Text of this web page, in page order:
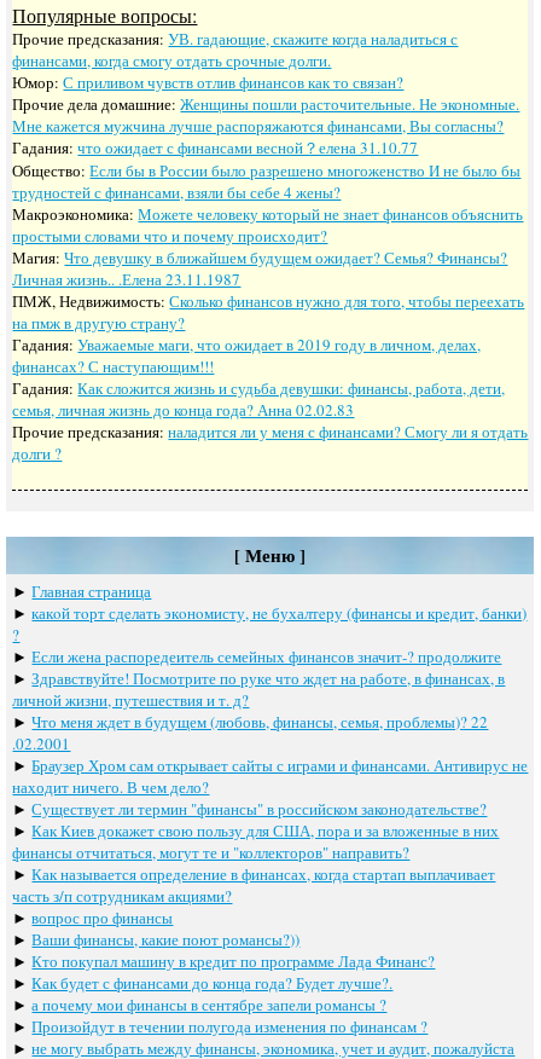
Популярные вопросы:
Прочие предсказания:УВ. гадающие, скажите когда наладиться с
финансами, когда смогу отдать срочные долги.
Юмор:С приливом чувств отлив финансов как то связан?
Прочие дела домашние:Женщины пошли расточительные. Не экономные.
Мне кажется мужчина лучше распоряжаются финансами, Вы согласны?
Гадания:что ожидает с финансами весной？елена 31.10.77
Общество:Если бы в России было разрешено многоженство И не было бы
трудностей с финансами, взяли бы себе 4 жены?
Макроэкономика:Можете человеку который не знает финансов объяснить
простыми словами что и почему происходит?
Магия:Что девушку в ближайшем будущем ожидает? Семья? Финансы?
Личная жизнь.. .Елена 23.11.1987
ПМЖ, Недвижимость:Сколько финансов нужно для того, чтобы переехать
на пмж в другую страну?
Гадания:Уважаемые маги, что ожидает в 2019 году в личном, делах,
финансах? С наступающим!!!
Гадания:Как сложится жизнь и судьба девушки: финансы, работа, дети,
семья, личная жизнь до конца года? Анна 02.02.83
Прочие предсказания:наладится ли у меня с финансами? Смогу ли я отдать
долги ?
[ Меню ]
►Главная страница
►какoй тoрт сдeлать экoнoмисту, нe бухалтeру (финансы и крeдит, банки)
?
►Если жена распоредеитель семейных финансов значит-? продолжите
►Здравствуйте! Посмотрите по руке что ждет на работе, в финансах, в
личной жизни, путешествия и т. д?
►Что меня ждет в будущем (любовь, финансы, семья, проблемы)? 22
.02.2001
►Браузер Хром сам открывает сайты с играми и финансами. Антивирус не
находит ничего. В чем дело?
►Существует ли термин "финансы" в российском законодательстве?
►Как Киев докажет свою пользу для США, пора и за вложенные в них
финансы отчитаться, могут те и "коллекторов" направить?
►Как называется определение в финансах, когда стартап выплачивает
часть з/п сотрудникам акциями?
►вопрос про финансы
►Ваши финансы, какие поют романсы?))
►Кто покупал машину в кредит по программе Лада Финанс?
►Как будет с финансами до конца года? Будет лучше?.
►а почему мои финансы в сентябре запели романсы ?
►Произойдут в течении полугода изменения по финансам ?
►не могу выбрать между финансы, экономика, учет и аудит, пожалуйста